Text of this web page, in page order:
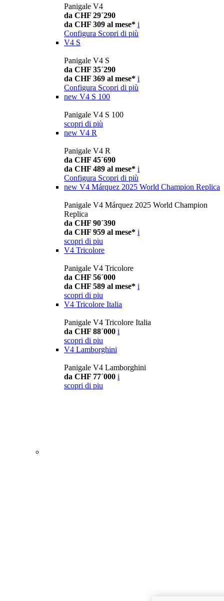
Panigale V4
da CHF 29´290
da CHF 309 al mese* i
Configura Scopri di più
V4 S
Panigale V4 S
da CHF 35´290
da CHF 369 al mese* i
Configura Scopri di più
new V4 S 100
Panigale V4 S 100
scopri di più
new V4 R
Panigale V4 R
da CHF 45´690
da CHF 489 al mese* i
Configura Scopri di più
new V4 Márquez 2025 World Champion Replica
Panigale V4 Márquez 2025 World Champion
Replica
da CHF 90´390
da CHF 959 al mese* i
scopri di piu
V4 Tricolore
Panigale V4 Tricolore
da CHF 56´000
da CHF 589 al mese* i
scopri di piu
V4 Tricolore Italia
Panigale V4 Tricolore Italia
da CHF 88´000 i
scopri di piu
V4 Lamborghini
Panigale V4 Lamborghini
da CHF 77´000 i
scopri di piu